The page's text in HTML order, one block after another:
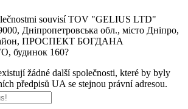
souvisíTOV "GELIUS LTD"
Дніпропетровська обл., місто Дніпро,
ПРОСПЕКТ БОГДАНА
160?
žádné další společnosti, které by byly
předpisů UA se stejnou právní adresou.